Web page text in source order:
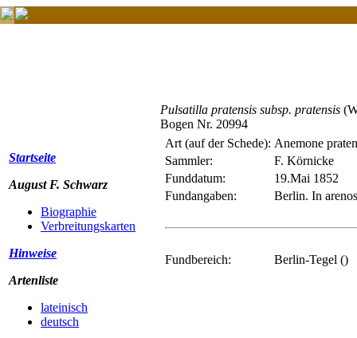
Startseite
August F. Schwarz
Biographie
Verbreitungskarten
Hinweise
Artenliste
lateinisch
deutsch
Pulsatilla pratensis subsp. pratensis
Bogen Nr. 20994
Art (auf der Schede): Anemone
Sammler:
F. Körnicke
Funddatum:
19.Mai 1852
Fundangaben:
Berlin. In
Fundbereich: Berlin-Tegel ()